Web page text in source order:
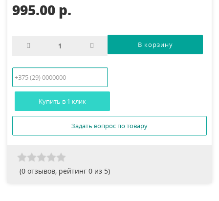
995.00 p.
Купить в 1 клик
Задать вопрос по товару
(0 отзывов, рейтинг 0 из 5)